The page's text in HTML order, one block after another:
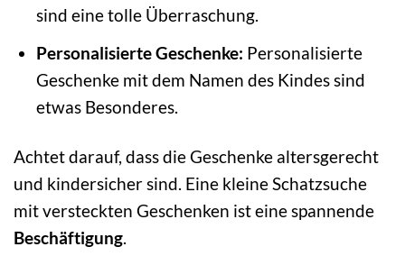
sind eine tolle Überraschung.
Personalisierte Geschenke: Personalisierte
Geschenke mit dem Namen des Kindes sind
etwas Besonderes.
Achtet darauf, dass die Geschenke altersgerecht
und kindersicher sind. Eine kleine Schatzsuche
mit versteckten Geschenken ist eine spannende
Beschäftigung.